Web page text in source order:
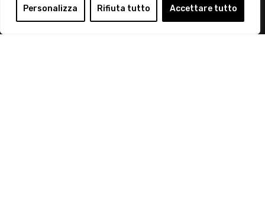
Personalizza Rifiuta tutto Accettare tutto
Login
Diventa Socio